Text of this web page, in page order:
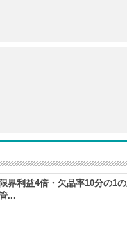
限界利益4倍・欠品率10分の1
...